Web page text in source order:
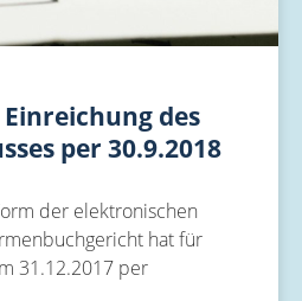
des
per 30.9.2018
der elektronischen
hat für
31.12.2017 per